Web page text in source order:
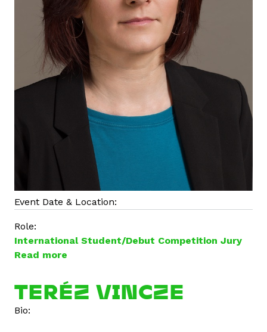
Event Date & Location:
Role:
International Student/Debut Competition Jury
Read more
o
u
TERÉZ VINCZE
Bio: